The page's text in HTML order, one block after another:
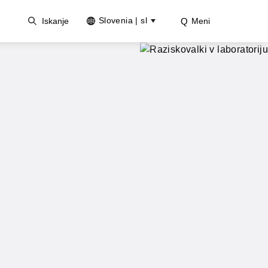
Iskanje Slovenia | sl Meni